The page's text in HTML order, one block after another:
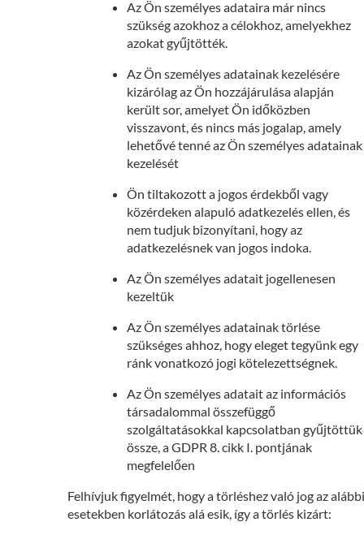
Az Ön személyes adataira már nincs
szükség azokhoz a célokhoz, amelyekhez
azokat gyűjtötték.
Az Ön személyes adatainak kezelésére
kizárólag az Ön hozzájárulása alapján
került sor, amelyet Ön időközben
visszavont, és nincs más jogalap, amely
lehetővé tenné az Ön személyes adatainak
kezelését
Ön tiltakozott a jogos érdekből vagy
közérdeken alapuló adatkezelés ellen, és
nem tudjuk bizonyítani, hogy az
adatkezelésnek van jogos indoka.
Az Ön személyes adatait jogellenesen
kezeltük
Az Ön személyes adatainak törlése
szükséges ahhoz, hogy eleget tegyünk egy
ránk vonatkozó jogi kötelezettségnek.
Az Ön személyes adatait az információs
társadalommal összefüggő
szolgáltatásokkal kapcsolatban gyűjtöttük
össze, a GDPR 8. cikk I. pontjának
megfelelően
Felhívjuk figyelmét, hogy a törléshez való jog az alábbi
esetekben korlátozás alá esik, így a törlés kizárt: